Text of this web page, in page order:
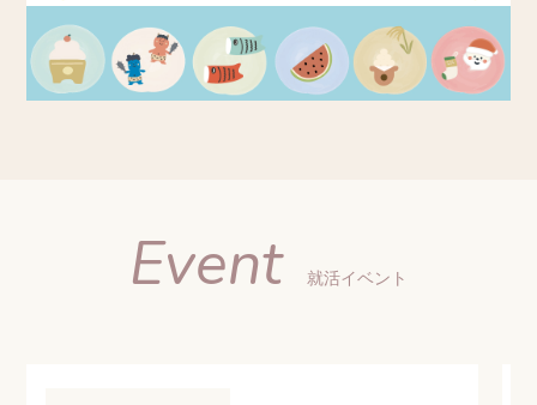
Event 就活イベント